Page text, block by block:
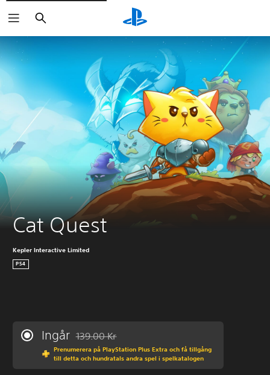
Sök
Cat Quest
Kepler Interactive Limited
PS4
Ingår Nedsatt från ursprungspriset på 139.00 Kr
139.00 Kr
Prenumerera på PlayStation Plus Extra och få tillgång
till detta och hundratals andra spel i spelkatalogen